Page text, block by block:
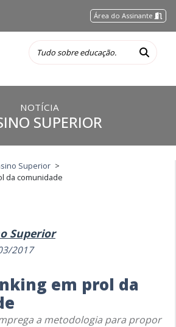
Área do Assinante
NOTÍCIA
SUPERIOR
Superior >
da comunidade
Superior
2017
em prol da
a metodologia para propor